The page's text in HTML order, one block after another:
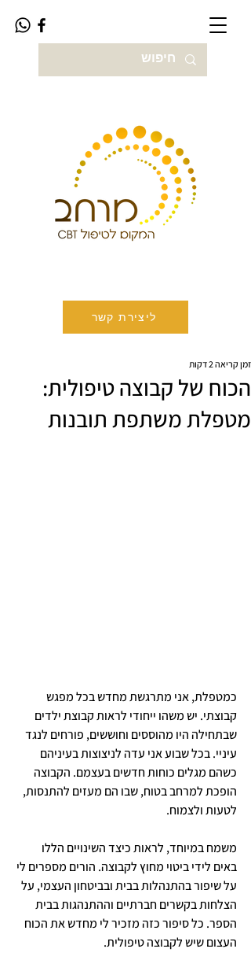
ליצירת קשר
הכוח של קבוצה טיפולית:
מטפלת משתפת תובנות
זמן קריאה 2 דקות
כמטפלת, אני מתרגשת מחדש בכל מפגש
קבוצתי. יש משהו ייחודי לראות קבוצת ילדים
שבתחילה היו מהוססים וחוששים, פורחים לנגד
עיניי. בכל שבוע אני עדה לניצוצות בעיניהם
כשהם מגלים כוחות חדשים בעצמם. הקבוצה
הופכת למרחב בטוח, שבו הם מעזים להתנסות,
לטעות ולצמוח.
משמח במיוחד, לראות כיצד השינויים הללו
באים לידי ביטוי מחוץ לקבוצה. הורים מספרים לי
על שיפור בהתנהלות בבית ובביטחון העצמי, על
הצלחות בקשרים חברתיים וההתנהגות בבית
הספר. כל סיפור כזה מזכיר לי מחדש את הכוח
העצום שיש לקבוצה טיפולית.